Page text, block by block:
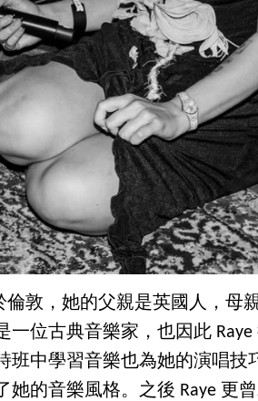
倫敦，她的父親是英國人，母
一位古典音樂家，也因此
班中學習音樂也為她的演唱技
她的音樂風格。之後 Raye 更